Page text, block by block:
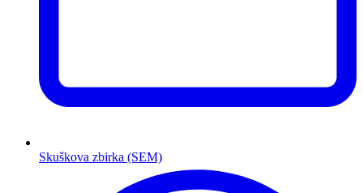
Skuškova zbirka (SEM)